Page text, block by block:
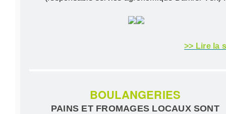
>> Lire la
BOULANGERIES
PAINS ET FROMAGES LOCAUX SONT